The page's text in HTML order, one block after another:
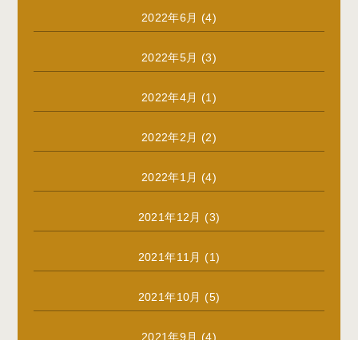
2022年6月 (4)
2022年5月 (3)
2022年4月 (1)
2022年2月 (2)
2022年1月 (4)
2021年12月 (3)
2021年11月 (1)
2021年10月 (5)
2021年9月 (4)